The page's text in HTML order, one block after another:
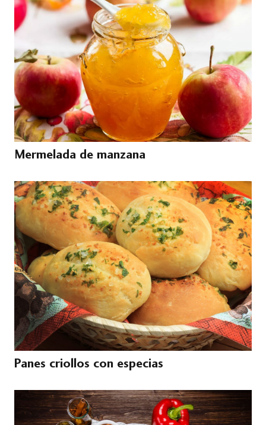
Mermelada de manzana
Panes criollos con especias